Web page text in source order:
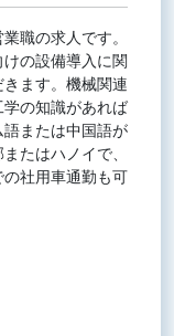
職の求人です。
の設備導入に関
ます。機械関連
の知識があれば
または中国語が
たはハノイで、
社用車通勤も可